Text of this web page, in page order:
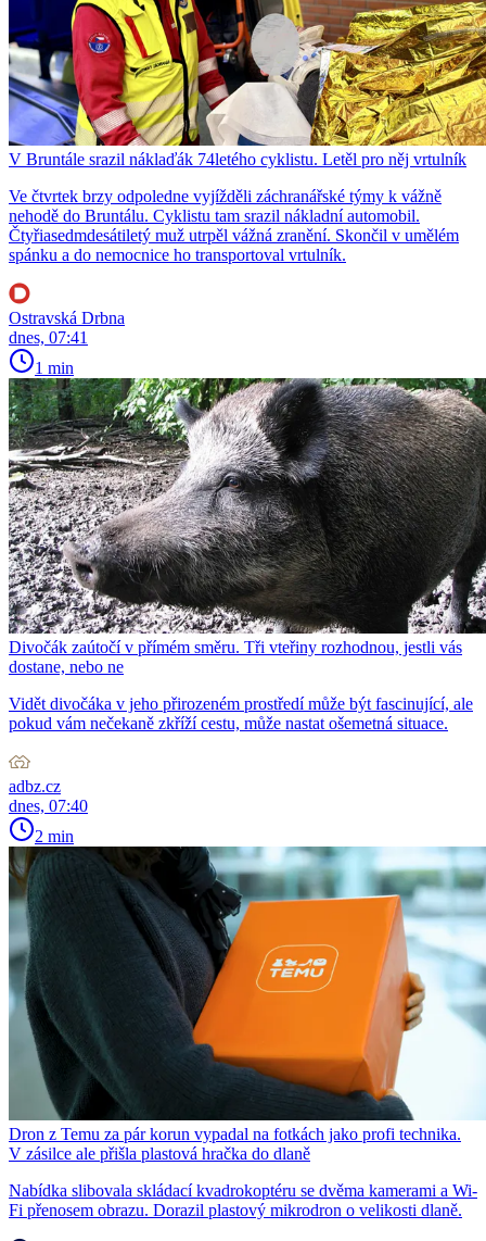
V Bruntále srazil náklaďák 74letého cyklistu. Letěl pro něj vrtulník
Ve čtvrtek brzy odpoledne vyjížděli záchranářské týmy k vážně
nehodě do Bruntálu. Cyklistu tam srazil nákladní automobil.
Čtyřiasedmdesátiletý muž utrpěl vážná zranění. Skončil v umělém
spánku a do nemocnice ho transportoval vrtulník.
Ostravská Drbna
dnes, 07:41
1 min
Divočák zaútočí v přímém směru. Tři vteřiny rozhodnou, jestli vás
dostane, nebo ne
Vidět divočáka v jeho přirozeném prostředí může být fascinující, ale
pokud vám nečekaně zkříží cestu, může nastat ošemetná situace.
adbz.cz
dnes, 07:40
2 min
Dron z Temu za pár korun vypadal na fotkách jako profi technika.
V zásilce ale přišla plastová hračka do dlaně
Nabídka slibovala skládací kvadrokoptéru se dvěma kamerami a Wi-
Fi přenosem obrazu. Dorazil plastový mikrodron o velikosti dlaně.